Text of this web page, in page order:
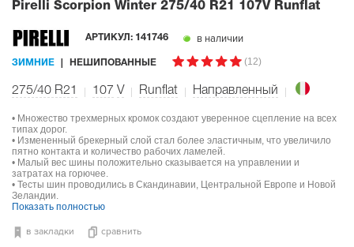
Pirelli Scorpion Winter 275/40 R21 107V Runflat
АРТИКУЛ: 141746 в наличии
ЗИМНИЕ НЕШИПОВАННЫЕ (12)
275/40 R21 107 V Runflat Направленный
• Множество трехмерных кромок создают уверенное сцепление на всех
типах дорог.
• Измененный брекерный слой стал более эластичным, что увеличило
пятно контакта и количество рабочих ламелей.
• Малый вес шины положительно сказывается на управлении и
затратах на горючее.
• Тесты шин проводились в Скандинавии, Центральной Европе и Новой
Зеландии.
Показать полностью
в закладки сравнить